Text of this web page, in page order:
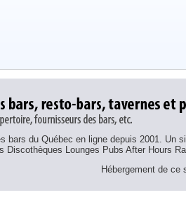
bars du Québec en ligne depuis 2001.
Discothèques Lounges Pubs After Hours
Hébergement de ce